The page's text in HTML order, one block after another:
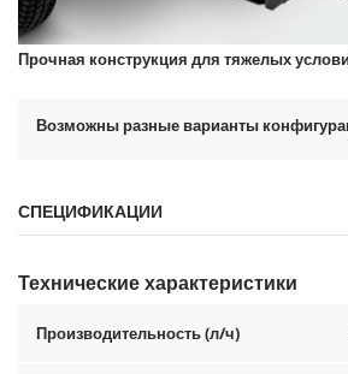
Прочная конструкция для тяжелых
Возможны разные варианты
СПЕЦИФИКАЦИИ
Технические характеристики
Производительность (л/ч)